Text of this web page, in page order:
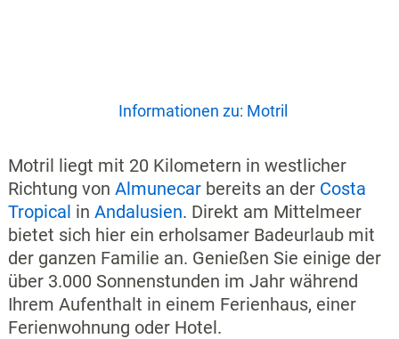
Informationen zu: Motril
Motril liegt mit 20 Kilometern in westlicher
Richtung von Almunecar bereits an der Costa
Tropical in Andalusien. Direkt am Mittelmeer
bietet sich hier ein erholsamer Badeurlaub mit
der ganzen Familie an. Genießen Sie einige der
über 3.000 Sonnenstunden im Jahr während
Ihrem Aufenthalt in einem Ferienhaus, einer
Ferienwohnung oder Hotel.